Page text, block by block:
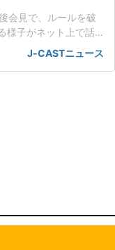
会見で、ルールを破
様子がネット上で話
野田氏は会見で、人
を集めているのは、
J-CASTニュース